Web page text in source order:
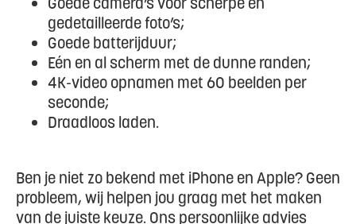
gedetailleerde foto’s;
Goede batterijduur;
Eén en al scherm met de dunne randen;
4K-video opnamen met 60 beelden per
seconde;
Draadloos laden.
Ben je niet zo bekend met iPhone en Apple? Geen
probleem, wij helpen jou graag met het maken
van de juiste keuze. Ons persoonlijke advies